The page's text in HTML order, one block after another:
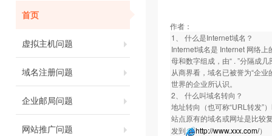
首页
虚拟主机问题
域名注册问题
企业邮局问题
网站推广问题
作者：
1、 什么是Internet域名？
Internet域名是 Internet 网络
母和数字组成，由“ . ”分隔成
从商界看，域名已被誉为“企
世界的企业所认识。
2、 什么叫域名转向？
地址转向（也可称“URL转发”
站点原有的域名或网址是比较
发到
http://www.xxx.com/）